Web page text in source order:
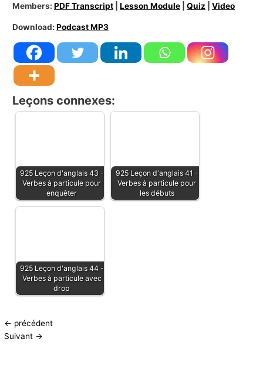
Members:PDF Transcript |Lesson Module |Quiz |Video
Download:Podcast MP3
Leçons connexes:
925 Leçon d'anglais 43 -
Verbes à particule pour
enquêter
925 Leçon d'anglais 41 -
Verbes à particule pour
les débuts
925 Leçon d'anglais 44 -
Verbes à particule avec
drop
← précédent
Suivant →